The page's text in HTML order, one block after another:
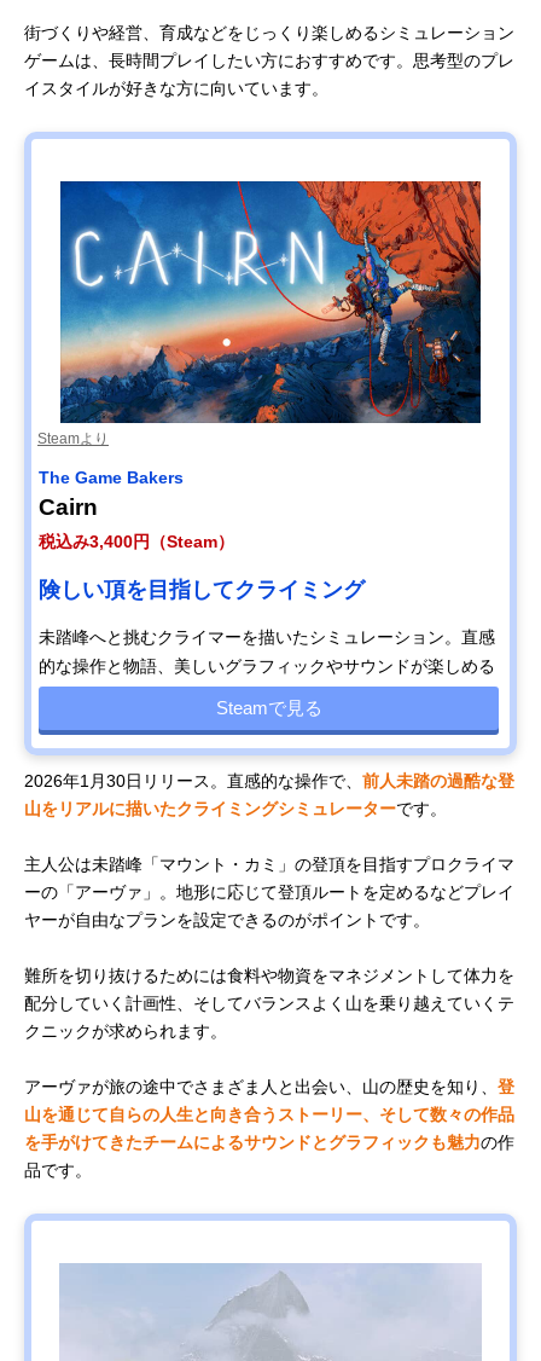
街づくりや経営、育成などをじっくり楽しめるシミュレーション
ゲームは、長時間プレイしたい方におすすめです。思考型のプレ
イスタイルが好きな方に向いています。
Steamより
The Game Bakers
Cairn
税込み3,400円（Steam）
険しい頂を目指してクライミング
未踏峰へと挑むクライマーを描いたシミュレーション。直感
的な操作と物語、美しいグラフィックやサウンドが楽しめる
Steamで見る
2026年1月30日リリース。直感的な操作で、 前人未踏の過酷な登
山をリアルに描いたクライミングシミュレーターです。
主人公は未踏峰「マウント・カミ」の登頂を目指すプロクライマ
ーの「アーヴァ」。地形に応じて登頂ルートを定めるなどプレイ
ヤーが自由なプランを設定できるのがポイントです。
難所を切り抜けるためには食料や物資をマネジメントして体力を
配分していく計画性、そしてバランスよく山を乗り越えていくテ
クニックが求められます。
アーヴァが旅の途中でさまざま人と出会い、山の歴史を知り、 登
山を通じて自らの人生と向き合うストーリー、そして数々の作品
を手がけてきたチームによるサウンドとグラフィックも魅力の作
品です。